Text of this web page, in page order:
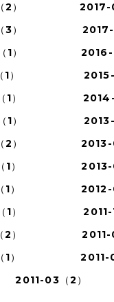
）
2017-
）
2017-
）
2016-
）
2015-
）
2014-
）
2013-
）
2013-
）
2013-
）
2012-
）
2011-
）
2011-
）
2011-
2011-03（2）